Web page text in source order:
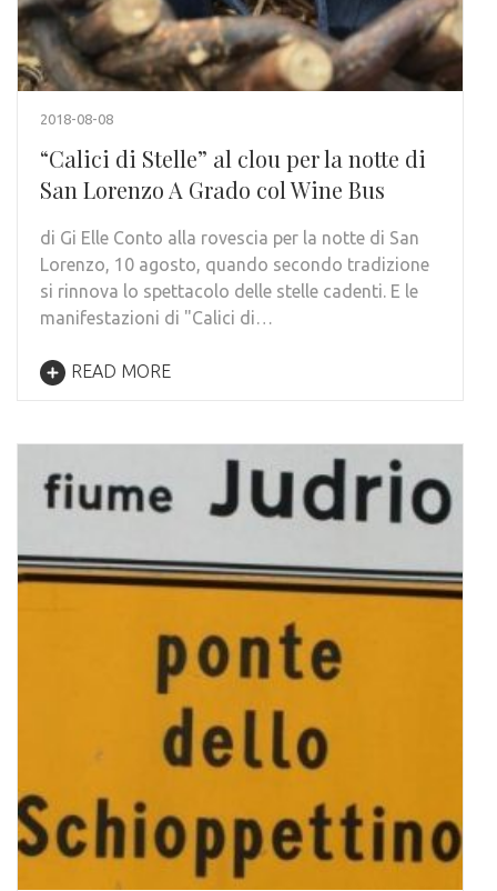
2018-08-08
“Calici di Stelle” al clou per la notte di
San Lorenzo A Grado col Wine Bus
di Gi Elle Conto alla rovescia per la notte di San
Lorenzo, 10 agosto, quando secondo tradizione
si rinnova lo spettacolo delle stelle cadenti. E le
manifestazioni di "Calici di…
READ MORE